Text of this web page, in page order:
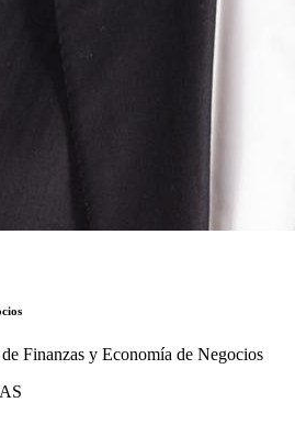
Finanzas y Economía de Negocios